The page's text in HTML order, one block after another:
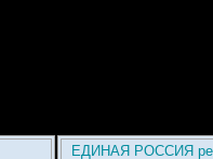
ЕДИНАЯ РОССИЯ